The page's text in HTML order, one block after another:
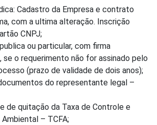
Cadastro da Empresa e contrato
com a ultima alteração. Inscrição
CNPJ;
ou particular, com firma
se o requerimento não for assinado pelo
(prazo de validade de dois anos);
do representante legal –
de quitação da Taxa de Controle e
Ambiental – TCFA;